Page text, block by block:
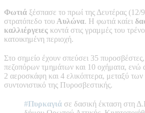
Φωτιά ξέσπασε το πρωί της Δευτέρας (12/
στρατόπεδο του Αυλώνα. Η φωτιά καίει
καλλιέργειες κοντά στις γραμμές του
κατοικημένη περιοχή.
Στο σημείο έχουν σπεύσει 35
πεζοπόρων τμημάτων και 10 οχήματα, ενώ
2 αεροσκάφη και 4 ελικόπτερα, μεταξύ των
συντονιστικό της Πυροσβεστικής.
#Πυρκαγιά σε δασική έκταση στη